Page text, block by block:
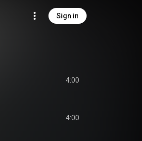
Sign in
4:00
4:00